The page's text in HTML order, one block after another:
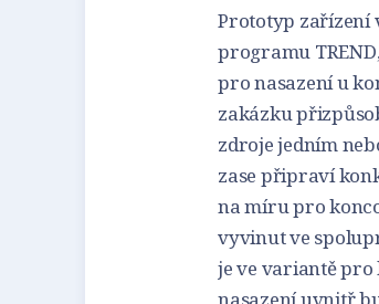
Prototyp zařízení
programu
pro nasazení u
zakázku
zdroje jedním
zase připraví
na míru pro
vyvinut ve
je ve variantě pro